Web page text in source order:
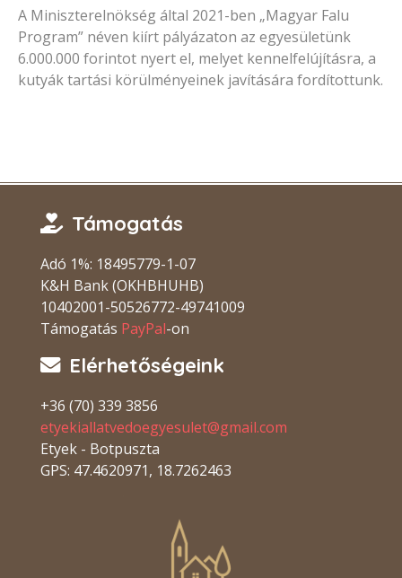
A Miniszterelnökség által 2021-ben „Magyar Falu
Program” néven kiírt pályázaton az egyesületünk
6.000.000 forintot nyert el, melyet kennelfelújításra, a
kutyák tartási körülményeinek javítására fordítottunk.
Támogatás
Adó 1%: 18495779-1-07
K&H Bank (OKHBHUHB)
10402001-50526772-49741009
Támogatás PayPal-on
Elérhetőségeink
+36 (70) 339 3856
etyekiallatvedoegyesulet@gmail.com
Etyek - Botpuszta
GPS: 47.4620971, 18.7262463